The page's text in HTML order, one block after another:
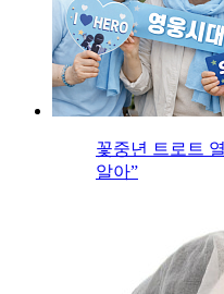
꽃중년 트로트
알아”